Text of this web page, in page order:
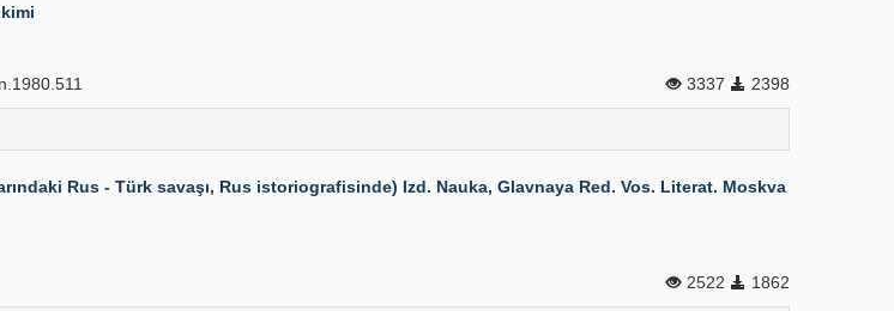
3337 2398
Rus - Türk savaşı, Rus istoriografisinde) Izd. Nauka, Glavnaya Red. Vos. Literat. Moskva
2522 1862